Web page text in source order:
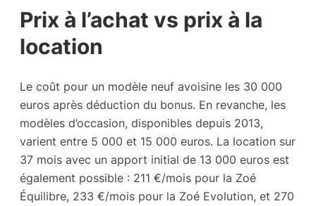
Prix à l’achat vs prix à la
location
Le coût pour un modèle neuf avoisine les 30 000
euros après déduction du bonus. En revanche, les
modèles d’occasion, disponibles depuis 2013,
varient entre 5 000 et 15 000 euros. La location sur
37 mois avec un apport initial de 13 000 euros est
également possible : 211 €/mois pour la Zoé
Équilibre, 233 €/mois pour la Zoé Evolution, et 270